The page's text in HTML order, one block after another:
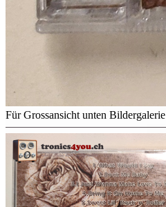
Für Grossansicht unten